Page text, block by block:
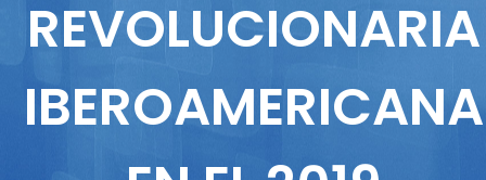
REVOLUCIONARIA
IBEROAMERICANA